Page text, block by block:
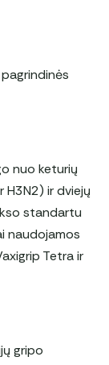
nuo keturių
H3N2) ir dviejų
standartu
naudojamos
Tetra ir
gripo